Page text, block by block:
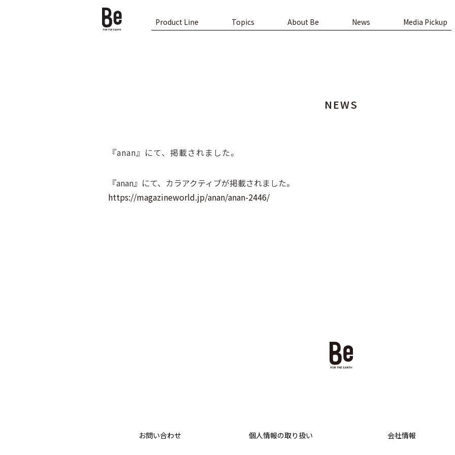
Product Line Topics About Be News Media Pickup
NEWS
『anan』にて、掲載されました。
『anan』にて、カラアクティブが掲載されました。
https://magazineworld.jp/anan/anan-2446/
お問い合わせ 個人情報の取り扱い 会社情報